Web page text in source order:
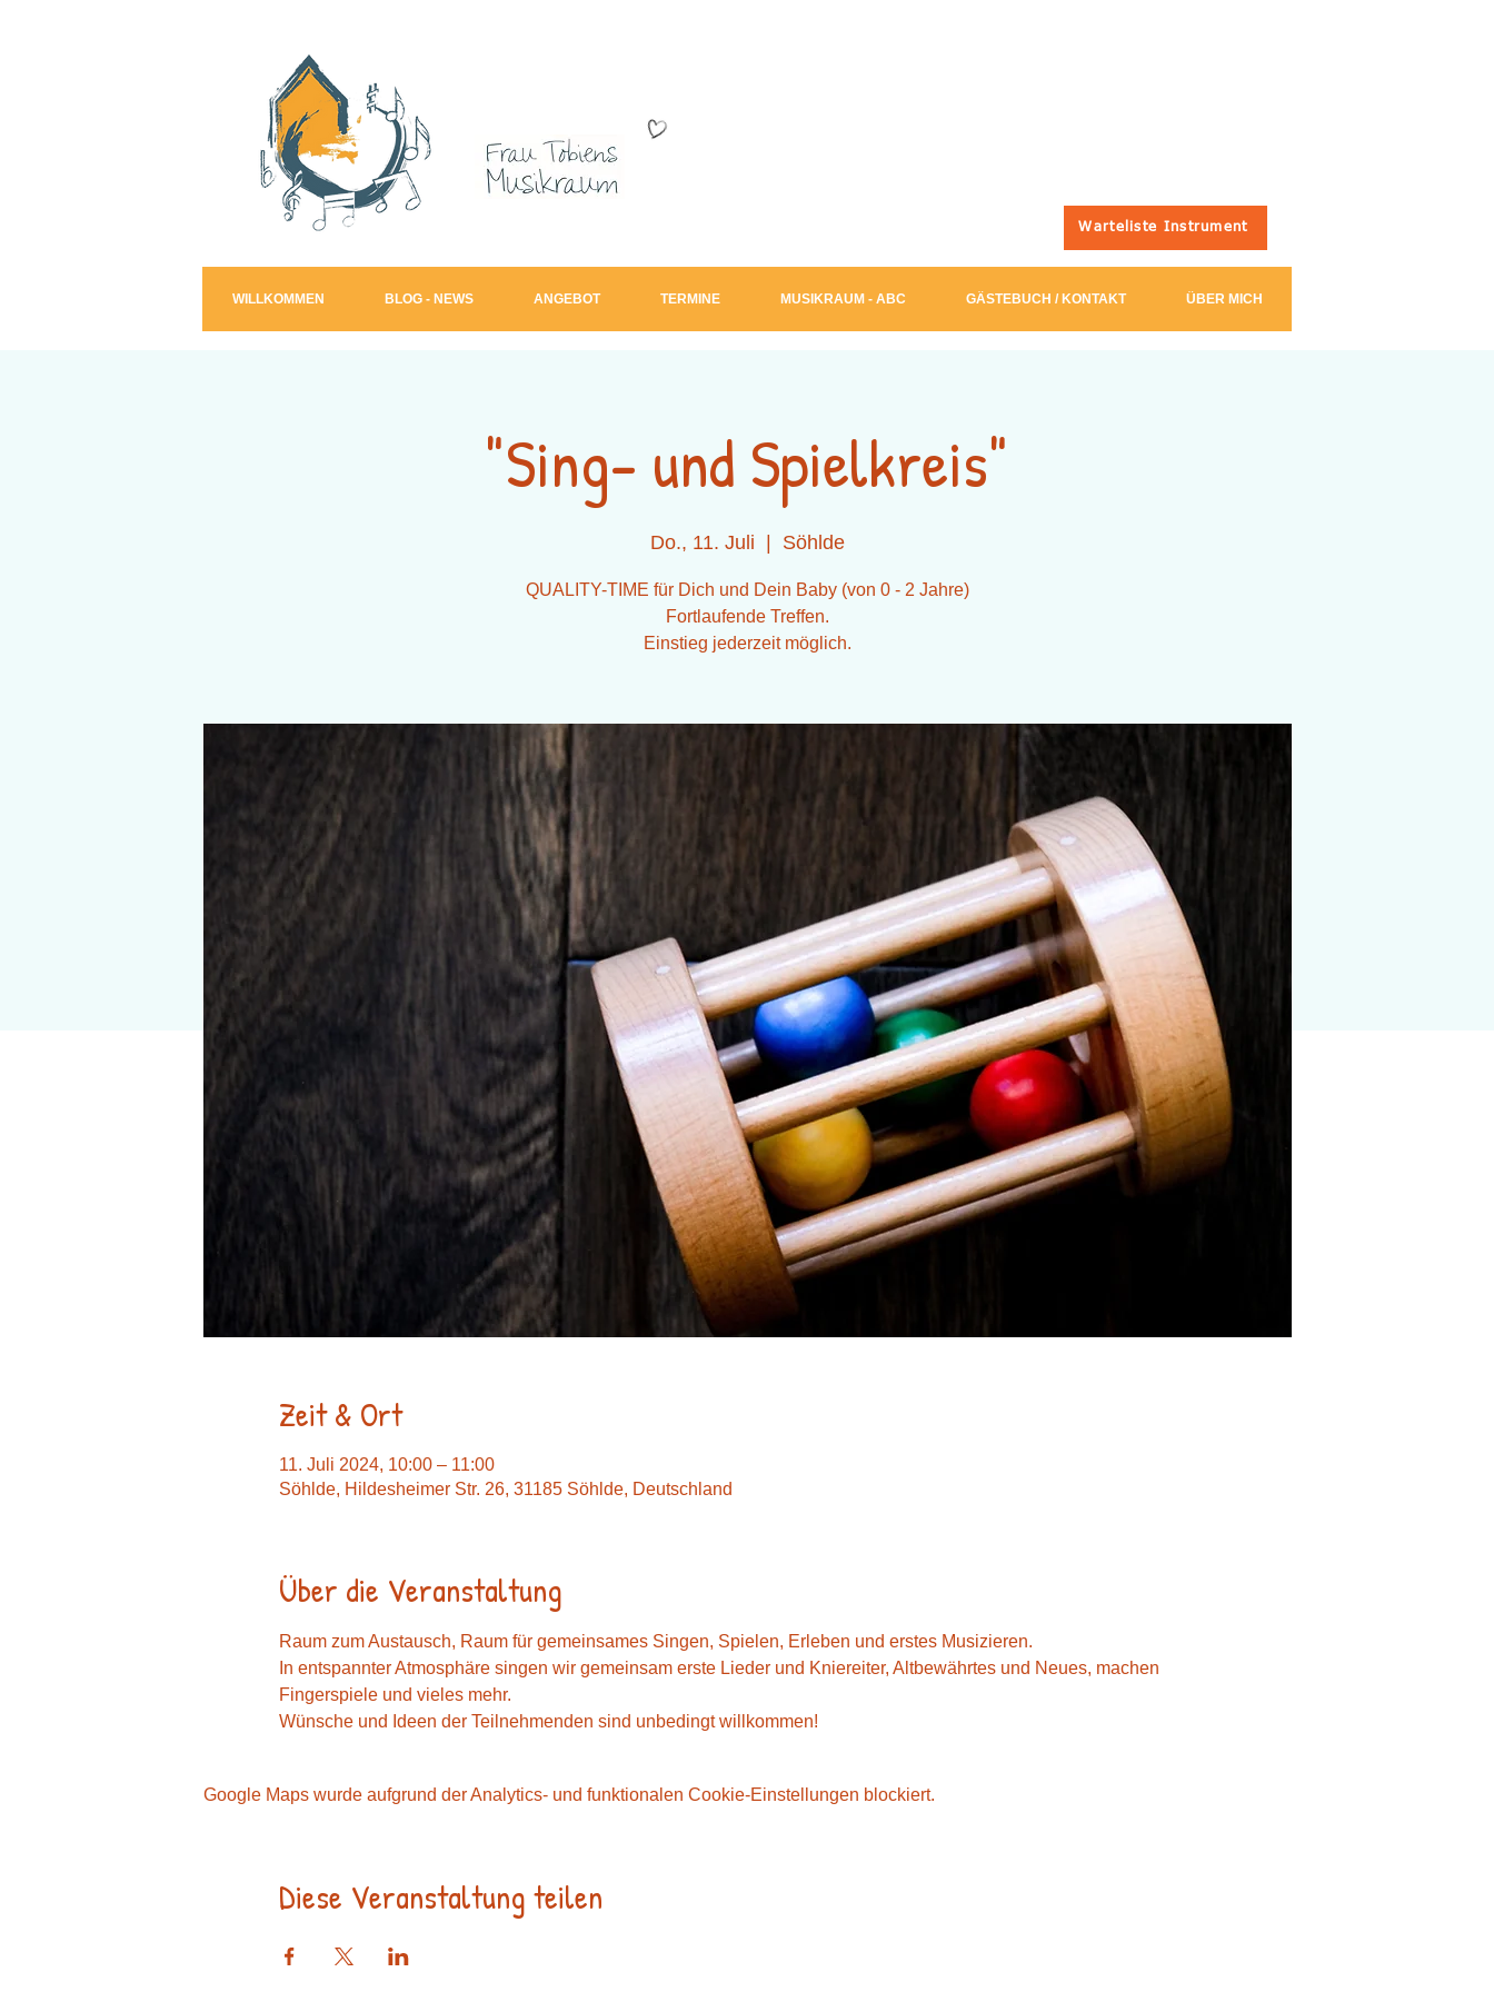
Warteliste Instrument
WILLKOMMEN BLOG - NEWS ANGEBOT TERMINE MUSIKRAUM - ABC GÄSTEBUCH / KONTAKT ÜBER MICH
"Sing- und Spielkreis"
Do., 11. Juli Söhlde
QUALITY-TIME für Dich und Dein Baby (von 0 - 2 Jahre)
Fortlaufende Treffen.
Einstieg jederzeit möglich.
Zeit & Ort
11. Juli 2024, 10:00 – 11:00
Söhlde, Hildesheimer Str. 26, 31185 Söhlde, Deutschland
Über die Veranstaltung
Raum zum Austausch, Raum für gemeinsames Singen, Spielen, Erleben und erstes Musizieren.
In entspannter Atmosphäre singen wir gemeinsam erste Lieder und Kniereiter, Altbewährtes und Neues, machen
Fingerspiele und vieles mehr.
Wünsche und Ideen der Teilnehmenden sind unbedingt willkommen!
Google Maps wurde aufgrund der Analytics- und funktionalen Cookie-Einstellungen blockiert.
Diese Veranstaltung teilen